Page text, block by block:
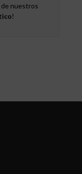
de nuestros
!